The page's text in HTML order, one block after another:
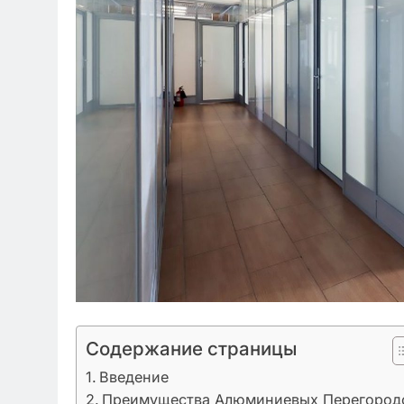
Содержание страницы
Введение
Преимущества Алюминиевых